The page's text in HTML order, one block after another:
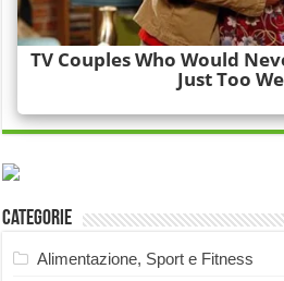
Categorie
Alimentazione, Sport e Fitness